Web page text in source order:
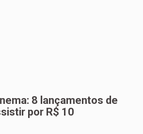
8 lançamentos de
por R$ 10